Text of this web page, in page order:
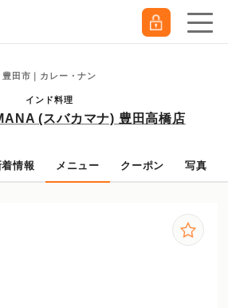
豊田市｜カレー・ナン
インド料理
(スバカマナ) 豊田高橋店
情報 メニュー クーポン 写真